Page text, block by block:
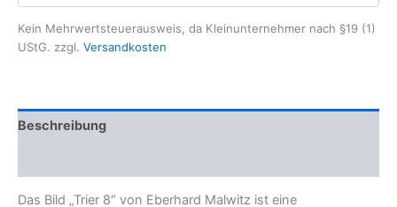
Kein Mehrwertsteuerausweis, da Kleinunternehmer nach §19 (1)
UStG. zzgl. Versandkosten
Beschreibung
Das Bild „Trier 8“ von Eberhard Malwitz ist eine